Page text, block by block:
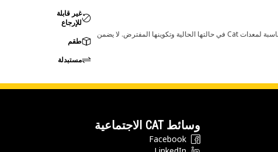
قد تؤدي أي تغييرات في ضبط الشركة المصنعة إلى عدم ملاءمة المنتج لمعدات Cat لديك. يرجى استشارة وكيل Cat لديك قبل الشراء للتأكد من أن هذه القطعة مناسبة لمعدات Cat في حالتها الحالية وتكوينها المفترض. لا يضمن
غير قابلة
للإرجاع
طقم
مستبدلة
وسائط CAT الاجتماعية
Facebook